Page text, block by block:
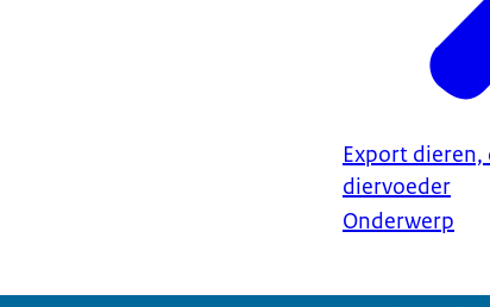
Export
diervoeder
Onderwerp